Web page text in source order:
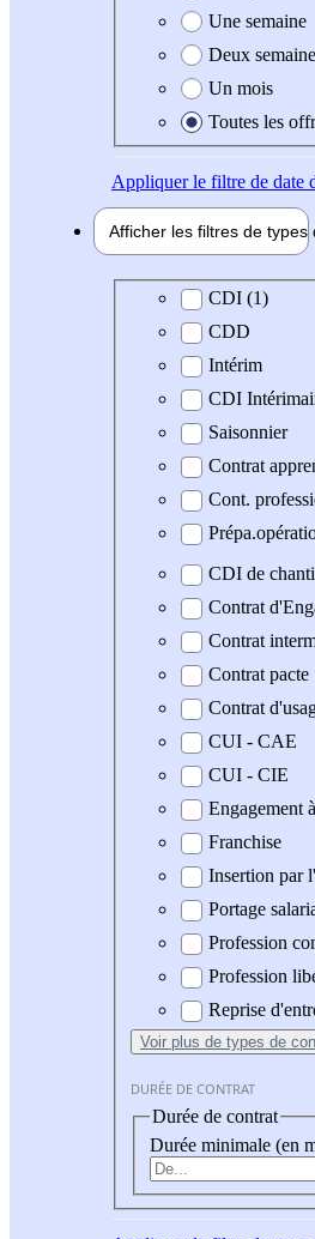
Une semaine
Deux
Un mois
Toutes les
Appliquerle filtre de date
Afficher les filtres de types
Type de contrat
CDI (1)
CDD
Intérim
CDI
Saisonnier
Contrat
Cont.
CDI de
Contrat
Contrat
Contrat pacte
Contrat
CUI - CAE
CUI - CIE
Engagement
Franchise
Insertion par
Portage
Profession
Profession
Reprise
Voir plus de types de
DURÉE DE CONTRAT
Durée de contrat
Durée minimale (en